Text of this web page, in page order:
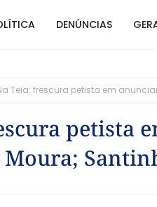
DENÚNCIAS
Teia: frescura petista em
petista
Moura;